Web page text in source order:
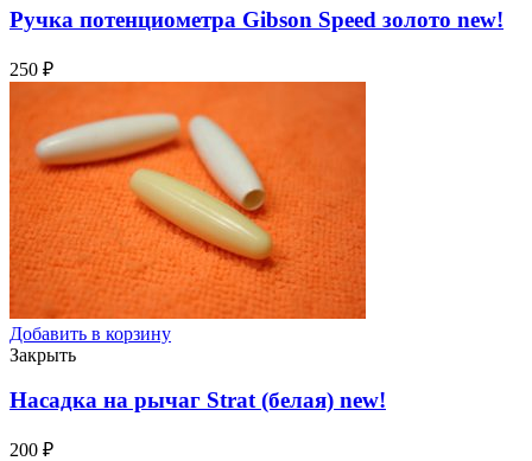
Ручка потенциометра Gibson Speed золото new!
250 ₽
Добавить в корзину
Закрыть
Насадка на рычаг Strat (белая) new!
200 ₽